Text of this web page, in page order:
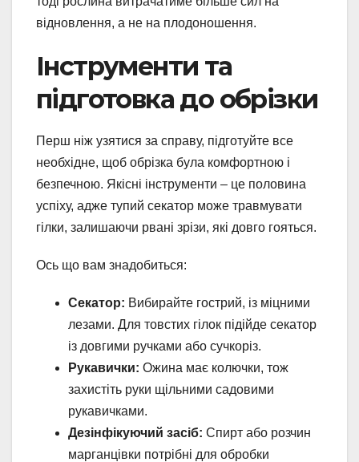
відновлення, а не на плодоношення.
Інструменти та
підготовка до обрізки
Перш ніж узятися за справу, підготуйте все
необхідне, щоб обрізка була комфортною і
безпечною. Якісні інструменти – це половина
успіху, адже тупий секатор може травмувати
гілки, залишаючи рвані зрізи, які довго гояться.
Ось що вам знадобиться:
Секатор: Вибирайте гострий, із міцними
лезами. Для товстих гілок підійде секатор
із довгими ручками або сучкоріз.
Рукавички: Ожина має колючки, тож
захистіть руки щільними садовими
рукавичками.
Дезінфікуючий засіб: Спирт або розчин
марганцівки потрібні для обробки